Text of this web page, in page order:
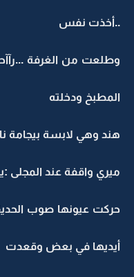
..أخذت نفس
وطلعت من الغرفة
المطبخ ودخلته
هند وهي لابسة بيجامة
ميري واقفة عند المجلى
حركت عيونها صوب
أيديها في بعض وقعدت